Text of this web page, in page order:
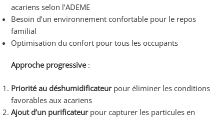
acariens selon l’ADEME
Besoin d’un environnement confortable pour le repos
familial
Optimisation du confort pour tous les occupants
Approche progressive:
Priorité au déshumidificateurpour éliminer les conditions
favorables aux acariens
Ajout d’un purificateurpour capturer les particules en